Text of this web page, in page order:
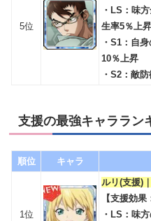
5位
・LS：味
生率5％上昇
・S1：自
10％上昇
・S2：敵
支援の最強キャララン
順位 キャラ
1位
ルリ(支援)
【支援効
・LS：味